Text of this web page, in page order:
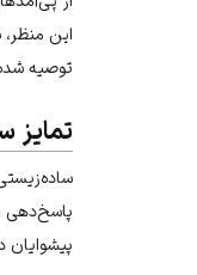
این
توصیه
تمایز
پاسخ‌دهی
پیشوایان